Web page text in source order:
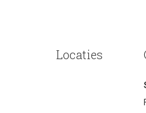
Locaties